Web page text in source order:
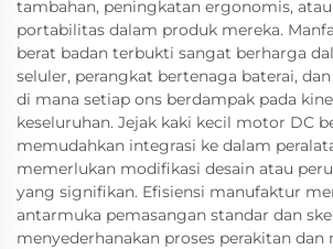
tambahan, peningkatan ergonomis,
portabilitas dalam produk mereka.
berat badan terbukti sangat berharga
seluler, perangkat bertenaga baterai,
di mana setiap ons berdampak pada
keseluruhan. Jejak kaki kecil motor DC
memudahkan integrasi ke dalam
memerlukan modifikasi desain atau
yang signifikan. Efisiensi manufaktur
antarmuka pemasangan standar dan
menyederhanakan proses perakitan